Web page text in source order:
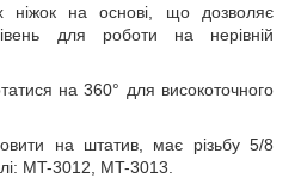
ніжок на основі, що дозволяє
для роботи на нерівній
на 360° для високоточного
на штатив, має різьбу 5/8
MT-3012, MT-3013.